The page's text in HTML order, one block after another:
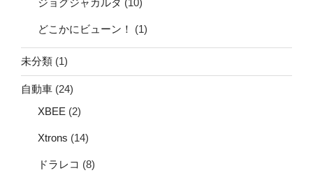
ジョグジャカルタ (10)
どこかにビューン！ (1)
未分類 (1)
自動車 (24)
XBEE (2)
Xtrons (14)
ドラレコ (8)